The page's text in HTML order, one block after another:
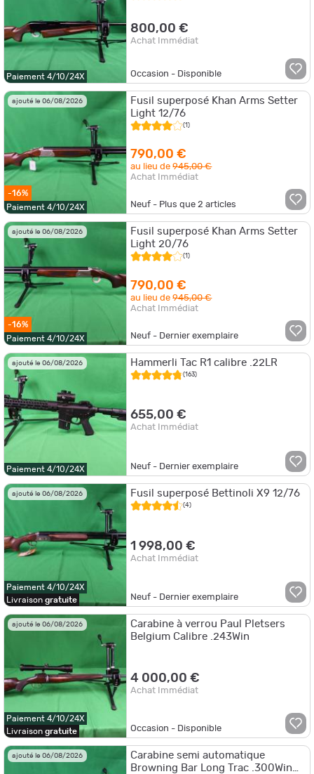
Paiement 4/10/24X
800,00 €
Achat Immédiat
Occasion - Disponible
ajouté le 06/08/2026
-16%
Paiement 4/10/24X
Fusil superposé Khan Arms Setter
Light 12/76
(1)
790,00 €
au lieu de945,00 €
Achat Immédiat
Neuf - Plus que2 articles
ajouté le 06/08/2026
-16%
Paiement 4/10/24X
Fusil superposé Khan Arms Setter
Light 20/76
(1)
790,00 €
au lieu de945,00 €
Achat Immédiat
Neuf - Dernier exemplaire
ajouté le 06/08/2026
Paiement 4/10/24X
Hammerli Tac R1 calibre .22LR
(163)
655,00 €
Achat Immédiat
Neuf - Dernier exemplaire
ajouté le 06/08/2026
Paiement 4/10/24X
Livraison gratuite
Fusil superposé Bettinoli X9 12/76
(4)
1 998,00 €
Achat Immédiat
Neuf - Dernier exemplaire
ajouté le 06/08/2026
Paiement 4/10/24X
Livraison gratuite
Carabine à verrou Paul Pletsers
Belgium Calibre .243Win
4 000,00 €
Achat Immédiat
Occasion - Disponible
ajouté le 06/08/2026
Carabine semi automatique
Browning Bar Long Trac .300Win